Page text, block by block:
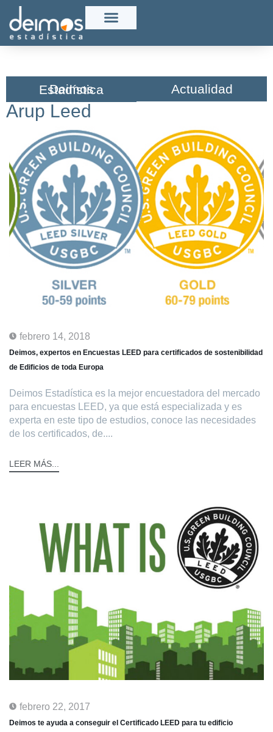
Deimos Estadística​ Actualidad
Arup Leed
febrero 14, 2018
Deimos, expertos en Encuestas LEED para certificados de sostenibilidad
de Edificios de toda Europa
Deimos Estadística es la mejor encuestadora del mercado
para encuestas LEED, ya que está especializada y es
experta en este tipo de estudios, conoce las necesidades
de los certificados, de....
LEER MÁS...
febrero 22, 2017
Deimos te ayuda a conseguir el Certificado LEED para tu edificio